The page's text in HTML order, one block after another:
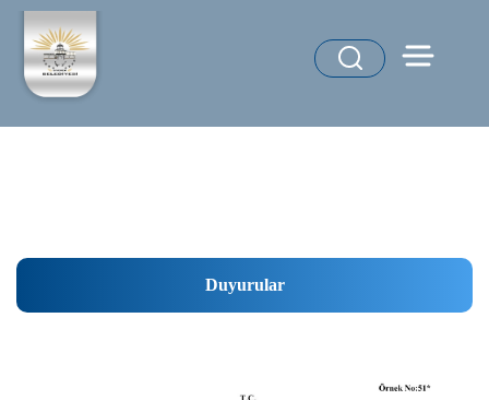
Duyurular